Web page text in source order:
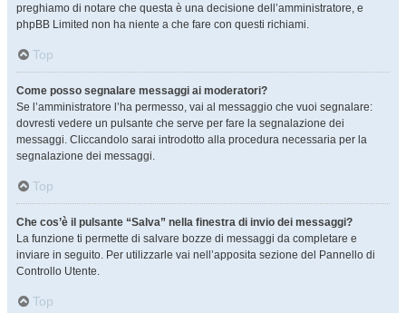
preghiamo di notare che questa è una decisione dell’amministratore, e
phpBB Limited non ha niente a che fare con questi richiami.
Top
Come posso segnalare messaggi ai moderatori?
Se l’amministratore l’ha permesso, vai al messaggio che vuoi segnalare:
dovresti vedere un pulsante che serve per fare la segnalazione dei
messaggi. Cliccandolo sarai introdotto alla procedura necessaria per la
segnalazione dei messaggi.
Top
Che cos’è il pulsante “Salva” nella finestra di invio dei messaggi?
La funzione ti permette di salvare bozze di messaggi da completare e
inviare in seguito. Per utilizzarle vai nell’apposita sezione del Pannello di
Controllo Utente.
Top